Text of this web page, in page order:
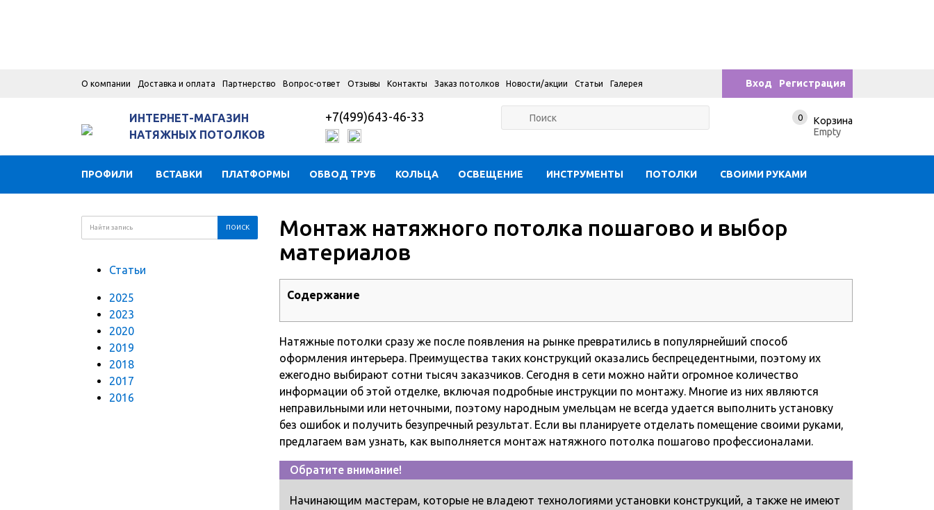
О компании Доставка и оплата Партнерство Вопрос-ответ Отзывы Контакты Заказ потолков Новости/акции Статьи Галерея Вход Регистрация
ИНТЕРНЕТ-МАГАЗИН
НАТЯЖНЫХ ПОТОЛКОВ
+7(499)643-46-33 0
Корзина
Empty
ПРОФИЛИ ВСТАВКИ ПЛАТФОРМЫ ОБВОД ТРУБ КОЛЬЦА ОСВЕЩЕНИЕ ИНСТРУМЕНТЫ ПОТОЛКИ СВОИМИ РУКАМИ
Статьи
2025
2023
2020
2019
2018
2017
2016
Монтаж натяжного потолка пошагово и выбор
материалов
Содержание
Натяжные потолки сразу же после появления на рынке превратились в популярнейший способ
оформления интерьера. Преимущества таких конструкций оказались беспрецедентными, поэтому их
ежегодно выбирают сотни тысяч заказчиков. Сегодня в сети можно найти огромное количество
информации об этой отделке, включая подробные инструкции по монтажу. Многие из них являются
неправильными или неточными, поэтому народным умельцам не всегда удается выполнить установку
без ошибок и получить безупречный результат. Если вы планируете отделать помещение своими руками,
предлагаем вам узнать, как выполняется монтаж натяжного потолка пошагово профессионалами.
Обратите внимание!
Начинающим мастерам, которые не владеют технологиями установки конструкций, а также не имеют